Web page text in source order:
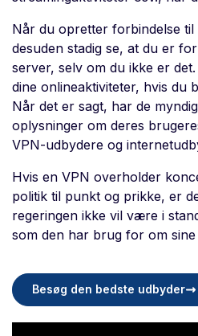
Når du opretter forbindelse til
desuden stadig se, at du er
server, selv om du ikke er
dine onlineaktiviteter, hvis du
Når det er sagt, har de
oplysninger om deres
VPN-udbydere og
Hvis en VPN overholder
politik til punkt og prikke, er
regeringen ikke vil være i
som den har brug for om
Besøg den bedste udbyder